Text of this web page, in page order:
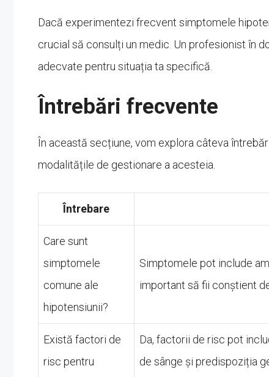
Dacă experimentezi frecvent simptomele
crucial să consulți un medic. Un profesionist în
adecvate pentru situația ta specifică.
Întrebări frecvente
În această secțiune, vom explora câteva
modalitățile de gestionare a acesteia.
Întrebare
Care sunt
simptomele
comune ale
hipotensiunii?
Simptomele pot include
important să fii conștient
Există factori de
risc pentru
Da, factorii de risc pot
de sânge și predispoziția